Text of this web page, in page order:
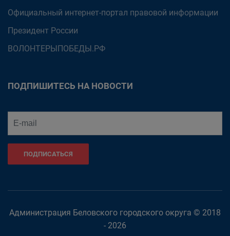
Официальный интернет-портал правовой информации
Президент России
ВОЛОНТЕРЫПОБЕДЫ.РФ
ПОДПИШИТЕСЬ НА НОВОСТИ
ПОДПИСАТЬСЯ
Администрация Беловского городского округа © 2018
- 2026